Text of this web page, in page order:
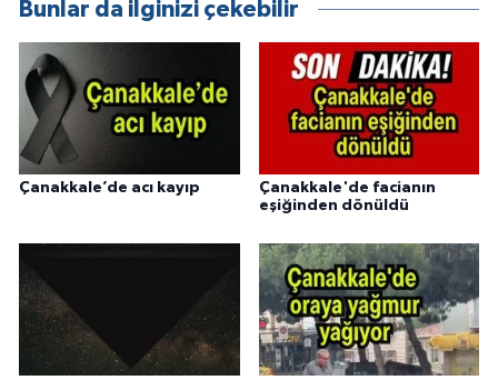
Bunlar da ilginizi çekebilir
Çanakkale’de acı kayıp
Çanakkale'de facianın
eşiğinden dönüldü